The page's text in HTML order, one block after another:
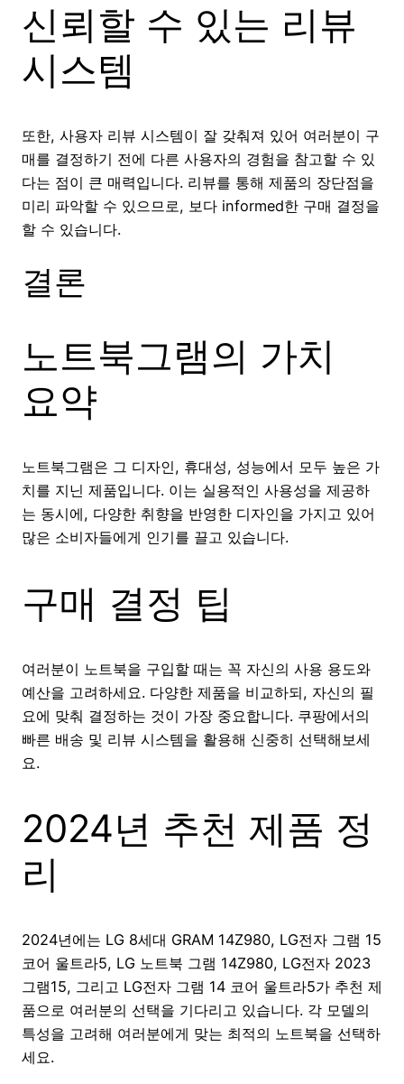
신뢰할 수 있는 리뷰
시스템
또한, 사용자 리뷰 시스템이 잘 갖춰져 있어 여러분이 구
매를 결정하기 전에 다른 사용자의 경험을 참고할 수 있
다는 점이 큰 매력입니다. 리뷰를 통해 제품의 장단점을
미리 파악할 수 있으므로, 보다 informed한 구매 결정을
할 수 있습니다.
결론
노트북그램의 가치
요약
노트북그램은 그 디자인, 휴대성, 성능에서 모두 높은 가
치를 지닌 제품입니다. 이는 실용적인 사용성을 제공하
는 동시에, 다양한 취향을 반영한 디자인을 가지고 있어
많은 소비자들에게 인기를 끌고 있습니다.
구매 결정 팁
여러분이 노트북을 구입할 때는 꼭 자신의 사용 용도와
예산을 고려하세요. 다양한 제품을 비교하되, 자신의 필
요에 맞춰 결정하는 것이 가장 중요합니다. 쿠팡에서의
빠른 배송 및 리뷰 시스템을 활용해 신중히 선택해보세
요.
2024년 추천 제품 정
리
2024년에는 LG 8세대 GRAM 14Z980, LG전자 그램 15
코어 울트라5, LG 노트북 그램 14Z980, LG전자 2023
그램15, 그리고 LG전자 그램 14 코어 울트라5가 추천 제
품으로 여러분의 선택을 기다리고 있습니다. 각 모델의
특성을 고려해 여러분에게 맞는 최적의 노트북을 선택하
세요.